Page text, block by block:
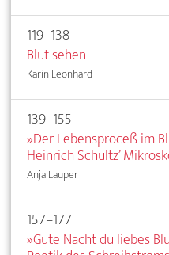
119–138
Blut sehen
Karin Leonhard
139–155
»Der Lebensproceß im
Heinrich Schultz’
Anja Lauper
157–177
»Gute Nacht du liebes